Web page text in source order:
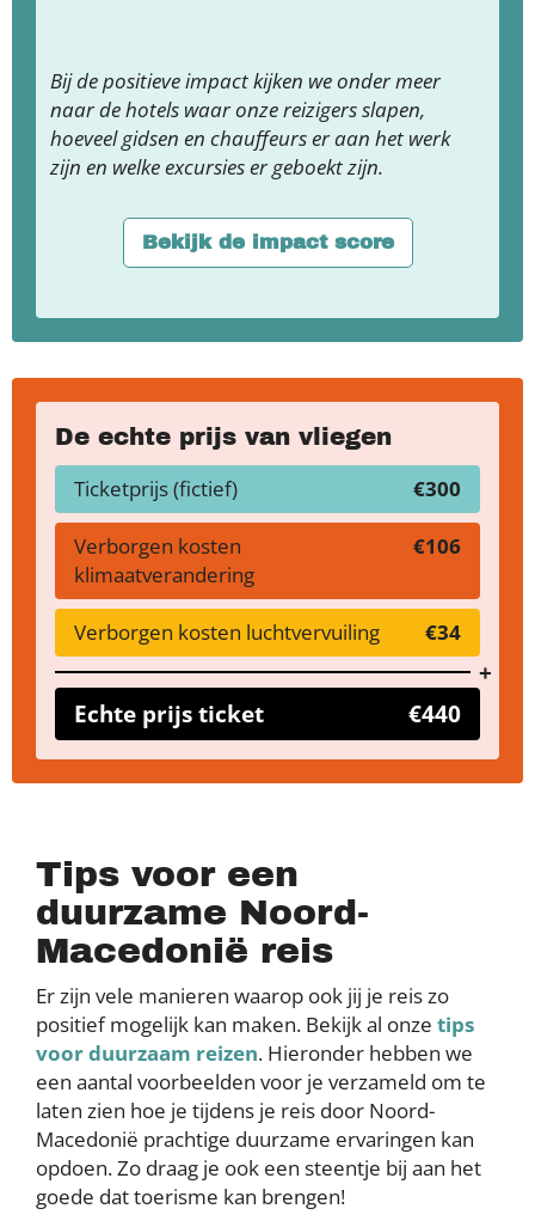
Bij de positieve impact kijken we onder meer
naar de hotels waar onze reizigers slapen,
hoeveel gidsen en chauffeurs er aan het werk
zijn en welke excursies er geboekt zijn.
Bekijk de impact score
De echte prijs van vliegen
Ticketprijs (fictief) €300
Verborgen kosten
klimaatverandering
€106
Verborgen kosten luchtvervuiling €34
Echte prijs ticket €440
Tips voor een
duurzame Noord-
Macedonië reis
Er zijn vele manieren waarop ook jij je reis zo
positief mogelijk kan maken. Bekijk al onze tips
voor duurzaam reizen. Hieronder hebben we
een aantal voorbeelden voor je verzameld om te
laten zien hoe je tijdens je reis door Noord-
Macedonië prachtige duurzame ervaringen kan
opdoen. Zo draag je ook een steentje bij aan het
goede dat toerisme kan brengen!